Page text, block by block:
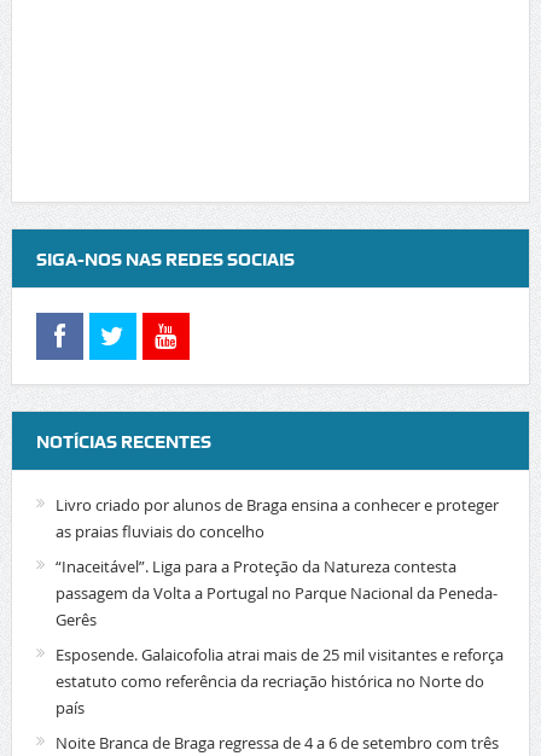
SIGA-NOS NAS REDES SOCIAIS
NOTÍCIAS RECENTES
Livro criado por alunos de Braga ensina a conhecer e proteger
as praias fluviais do concelho
“Inaceitável”. Liga para a Proteção da Natureza contesta
passagem da Volta a Portugal no Parque Nacional da Peneda-
Gerês
Esposende. Galaicofolia atrai mais de 25 mil visitantes e reforça
estatuto como referência da recriação histórica no Norte do
país
Noite Branca de Braga regressa de 4 a 6 de setembro com três